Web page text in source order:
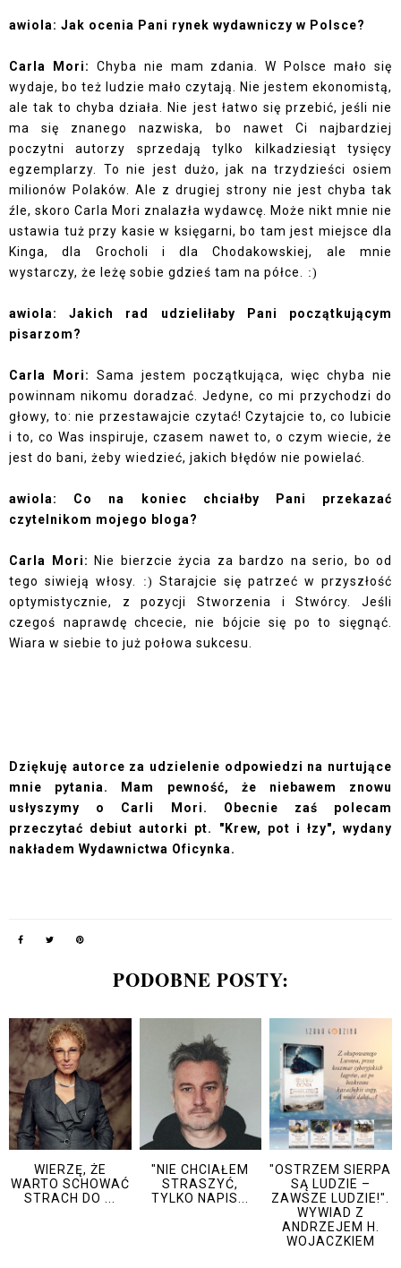
awiola: Jak ocenia Pani rynek wydawniczy w Polsce?
Carla Mori:
Chyba nie mam zdania. W Polsce mało się
wydaje, bo też ludzie mało czytają. Nie jestem ekonomistą,
ale tak to chyba działa. Nie jest łatwo się przebić, jeśli nie
ma się znanego nazwiska, bo nawet Ci najbardziej
poczytni autorzy sprzedają tylko kilkadziesiąt tysięcy
egzemplarzy. To nie jest dużo, jak na trzydzieści osiem
milionów Polaków. Ale z drugiej strony nie jest chyba tak
źle, skoro Carla Mori znalazła wydawcę. Może nikt mnie nie
ustawia tuż przy kasie w księgarni, bo tam jest miejsce dla
Kinga, dla Grocholi i dla Chodakowskiej, ale mnie
wystarczy, że leżę sobie gdzieś tam na półce. :)
awiola: Jakich rad udzieliłaby Pani początkującym
pisarzom?
Carla Mori: Sama jestem początkująca, więc chyba nie
powinnam nikomu doradzać. Jedyne, co mi przychodzi do
głowy, to: nie przestawajcie czytać! Czytajcie to, co lubicie
i to, co Was inspiruje, czasem nawet to, o czym wiecie, że
jest do bani, żeby wiedzieć, jakich błędów nie powielać.
awiola: Co na koniec chciałby Pani przekazać
czytelnikom mojego bloga?
Carla Mori:
Nie bierzcie życia za bardzo na serio, bo od
tego siwieją włosy.
:) Starajcie się patrzeć w przyszłość
optymistycznie, z pozycji Stworzenia i Stwórcy. Jeśli
czegoś naprawdę chcecie, nie bójcie się po to sięgnąć.
Wiara w siebie to już połowa sukcesu.
Dziękuję autorce za udzielenie odpowiedzi na nurtujące
mnie pytania. Mam pewność, że niebawem znowu
usłyszymy o Carli Mori. Obecnie zaś polecam
przeczytać debiut autorki pt. "Krew, pot i łzy", wydany
nakładem Wydawnictwa Oficynka.
PODOBNE POSTY:
WIERZĘ, ŻE
WARTO SCHOWAĆ
STRACH DO ...
"NIE CHCIAŁEM
STRASZYĆ,
TYLKO NAPIS...
"OSTRZEM SIERPA
SĄ LUDZIE –
ZAWSZE LUDZIE!".
WYWIAD Z
ANDRZEJEM H.
WOJACZKIEM